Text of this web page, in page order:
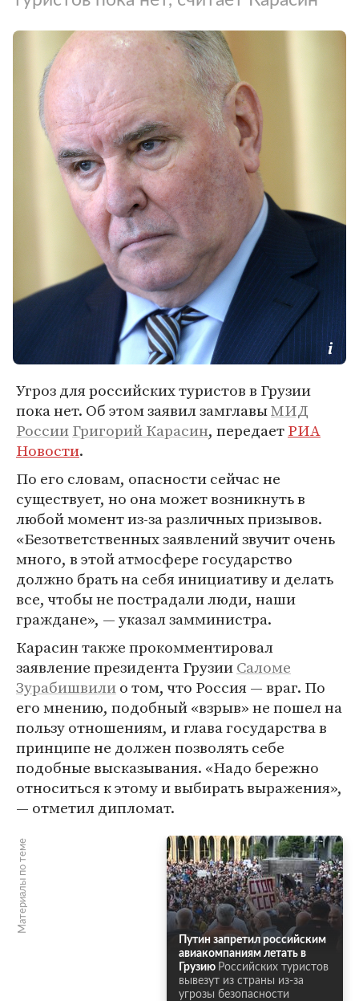
Угроз для российских туристов в Грузии
пока нет. Об этом заявил замглавыМИД
РоссииГригорий Карасин, передаетРИА
Новости.
По его словам, опасности сейчас не
существует, но она может возникнуть в
любой момент из-за различных призывов.
«Безответственных заявлений звучит очень
много, в этой атмосфере государство
должно брать на себя инициативу и делать
все, чтобы не пострадали люди, наши
граждане», — указал замминистра.
Карасин также прокомментировал
заявление президента ГрузииСаломе
Зурабишвилио том, что Россия — враг. По
его мнению, подобный «взрыв» не пошел на
пользу отношениям, и глава государства в
принципе не должен позволять себе
подобные высказывания. «Надо бережно
относиться к этому и выбирать выражения»,
— отметил дипломат.
Материалы по теме
Путин запретил российским
авиакомпаниям летать в
Грузию Российских туристов
вывезут из страны из-за
угрозы безопасности